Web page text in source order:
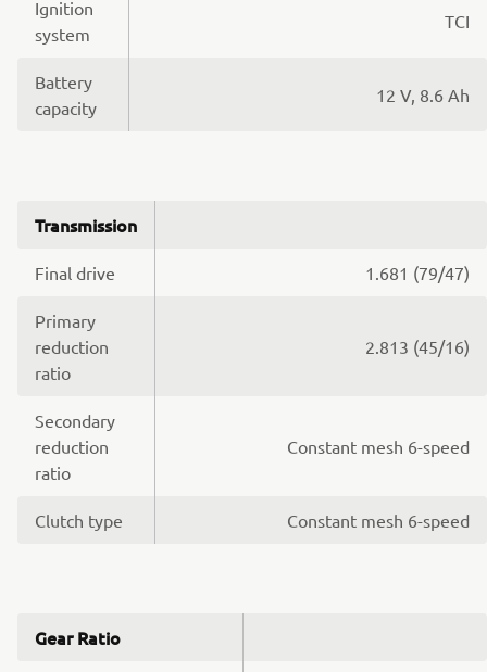
Ignition
system
TCI
Battery
capacity
12 V, 8.6 Ah
Transmission
Final drive 1.681 (79/47)
Primary
reduction
ratio
2.813 (45/16)
Secondary
reduction
ratio
Constant mesh 6-speed
Clutch type Constant mesh 6-speed
Gear Ratio